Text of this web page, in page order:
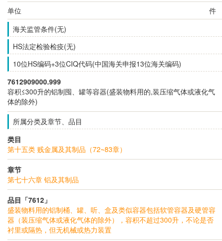
单位
件
海关监管条件(无)
HS法定检验检疫(无)
10位HS编码+3位CIQ代码(中国海关申报13位海关编码)
7612909000.999
容积≤300升的铝制囤、罐等容器(盛装物料用的,装压缩气体或液化气
体的除外)
所属分类及章节、品目
类目
第十五类 贱金属及其制品（72~83章）
章节
第七十六章 铝及其制品
品目「7612」
盛装物料用的铝制桶、罐、听、盒及类似容器包括软管容器及硬管容
器（装压缩气体或液化气体的除外），容积不超过300升，不论是否
衬里或隔热，但无机械或热力装置